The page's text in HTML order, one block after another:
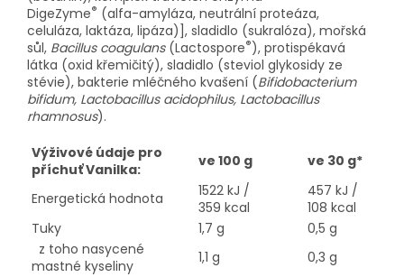
DigeZyme® (alfa-amyláza, neutrální proteáza,
celuláza, laktáza, lipáza)], sladidlo (sukralóza), mořská
sůl, Bacillus coagulans (Lactospore®), protispékavá
látka (oxid křemičitý), sladidlo (steviol glykosidy ze
stévie), bakterie mléčného kvašení (Bifidobacterium
bifidum, Lactobacillus acidophilus, Lactobacillus
rhamnosus).
Výživové údaje pro
příchuť Vanilka:
ve 100 g ve 30 g*
Energetická hodnota
1522 kJ /
359 kcal
457 kJ /
108 kcal
Tuky
1,7 g
0,5 g
z toho nasycené
mastné kyseliny
1,1 g
0,3 g